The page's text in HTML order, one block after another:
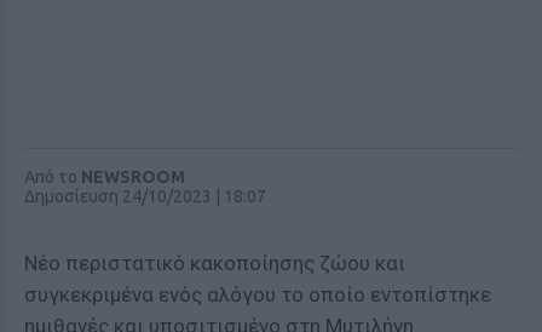
Από το NEWSROOM
Δημοσίευση 24/10/2023 | 18:07
Νέο περιστατικό κακοποίησης ζώου και
συγκεκριμένα ενός αλόγου το οποίο εντοπίστηκε
ημιθανές και υποσιτισμένο στη Μυτιλήνη.